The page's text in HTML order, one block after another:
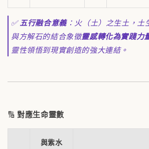
✅五行融合意義：火（土）之生土，土
與方解石的結合象徵靈感轉化為實踐力
靈性領悟到現實創造的強大連結。
🔢對應生命靈數
與紫水